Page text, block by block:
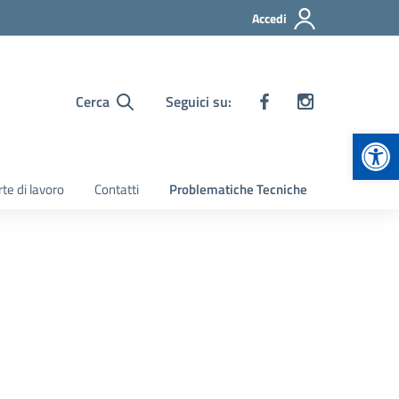
Accedi
Cerca Seguici su:
di lavoro Contatti Problematiche Tecniche